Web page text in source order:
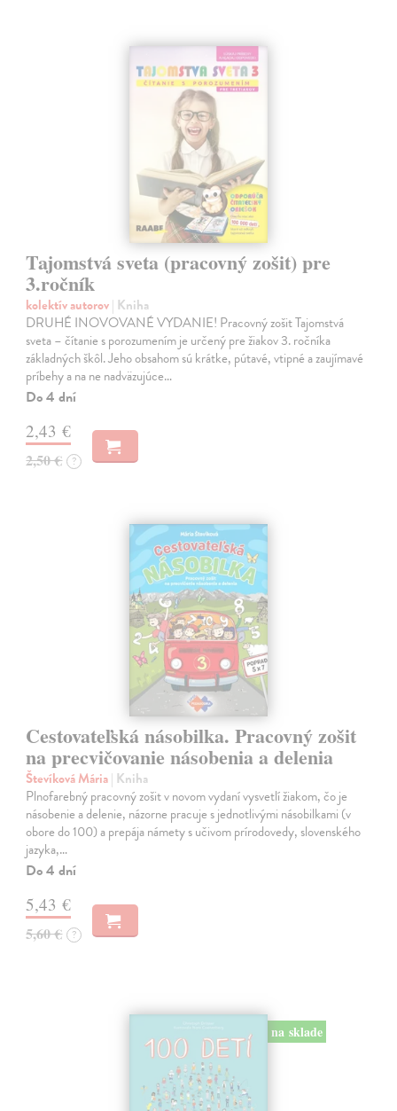
Tajomstvá sveta (pracovný zošit) pre
3.ročník
kolektív autorov| Kniha
DRUHÉ INOVOVANÉ VYDANIE! Pracovný zošit Tajomstvá
sveta – čítanie s porozumením je určený pre žiakov 3. ročníka
základných škôl. Jeho obsahom sú krátke, pútavé, vtipné a zaujímavé
príbehy a na ne nadväzujúce…
Do 4 dní
2,43 €
2,50 € ?
Cestovateľská násobilka. Pracovný zošit
na precvičovanie násobenia a delenia
Števíková Mária| Kniha
Plnofarebný pracovný zošit v novom vydaní vysvetlí žiakom, čo je
násobenie a delenie, názorne pracuje s jednotlivými násobilkami (v
obore do 100) a prepája námety s učivom prírodovedy, slovenského
jazyka,…
Do 4 dní
5,43 €
5,60 € ?
na sklade